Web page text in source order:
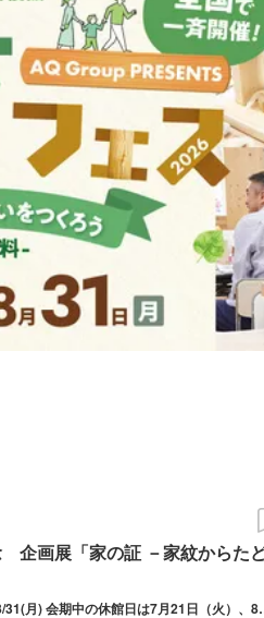
企画展「家の証 －家紋からた
2026/06/27(土) ～ 08/31(月) 会期中の休館